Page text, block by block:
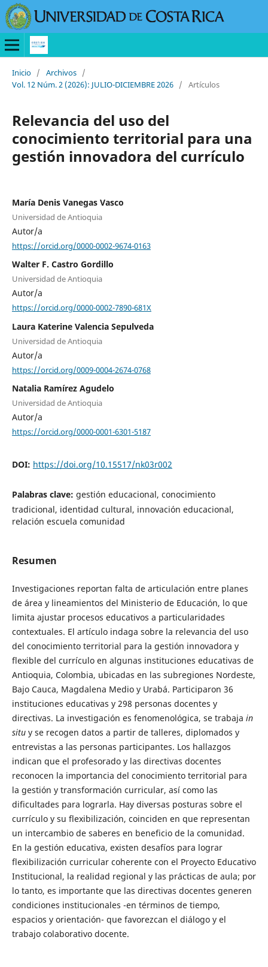
Inicio / Archivos /
Vol. 12 Núm. 2 (2026): JULIO-DICIEMBRE 2026 / Artículos
Relevancia del uso del
conocimiento territorial para una
gestión innovadora del currículo
María Denis Vanegas Vasco
Universidad de Antioquia
Autor/a
https://orcid.org/0000-0002-9674-0163
Walter F. Castro Gordillo
Universidad de Antioquia
Autor/a
https://orcid.org/0000-0002-7890-681X
Laura Katerine Valencia Sepulveda
Universidad de Antioquia
Autor/a
https://orcid.org/0009-0004-2674-0768
Natalia Ramírez Agudelo
Universidad de Antioquia
Autor/a
https://orcid.org/0000-0001-6301-5187
DOI: https://doi.org/10.15517/nk03r002
Palabras clave: gestión educacional, conocimiento
tradicional, identidad cultural, innovación educacional,
relación escuela comunidad
Resumen
Investigaciones reportan falta de articulación entre planes
de área y lineamientos del Ministerio de Educación, lo que
limita ajustar procesos educativos a particularidades
contextuales. El artículo indaga sobre la relevancia del uso
del conocimiento territorial para la gestión innovadora y
flexible del currículo en algunas instituciones educativas de
Antioquia, Colombia, ubicadas en las subregiones Nordeste,
Bajo Cauca, Magdalena Medio y Urabá. Participaron 36
instituciones educativas y 298 personas docentes y
directivas. La investigación es fenomenológica, se trabaja in
situy se recogen datos a partir de talleres, diplomados y
entrevistas a las personas participantes. Los hallazgos
indican que el profesorado y las directivas docentes
reconocen la importancia del conocimiento territorial para
la gestión y transformación curricular, así como las
dificultades para lograrla. Hay diversas posturas sobre el
currículo y su flexibilización, coinciden en que representan
un intercambio de saberes en beneficio de la comunidad.
En la gestión educativa, existen desafíos para lograr
flexibilización curricular coherente con el Proyecto Educativo
Institucional, la realidad regional y las prácticas de aula; por
lo tanto, es importante que las directivas docentes generen
condiciones institucionales -en términos de tiempo,
espacios y orientación- que favorezcan el diálogo y el
trabajo colaborativo docente.